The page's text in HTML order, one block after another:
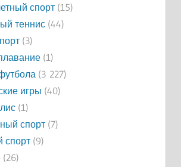
спорт(15)
теннис(44)
(3)
(1)
(3 227)
игры (40)
(1)
спорт(7)
спорт(9)
(26)